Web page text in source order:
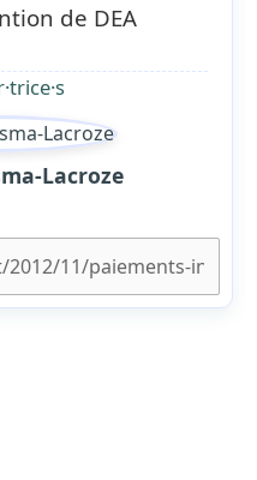
de DEA
Lacroze